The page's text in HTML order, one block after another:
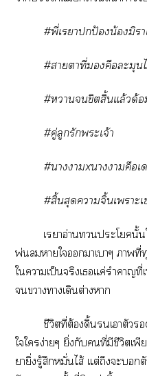
#พี่เราปกป้องน้องมิ
#าาที่คือละมุน
#าขิตสิ้นแล้วด้อ
#คู่ลูกรักะเจ้า
#าาxาาคือเ
#สิ้นสุดาจิ้นเาะเ
เราอ่านะโนั้
พ่นาใาเาๆ า
ใาเป็นจริงเแค่รำคาญ
าาเดินต่างา
ชีวิตที่ต้องดิ้นรนเาตัว
ใใง่ายๆ ยิ่งกับคนที่มีชีวิตเ
ยายิ่งรู้สึกหมั่นไส้ แต่ถึงะ